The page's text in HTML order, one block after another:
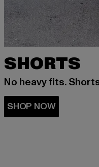
SHORTS
No heavy fits.
SHOP NOW